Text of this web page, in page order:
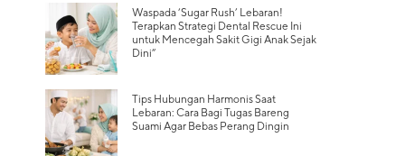
Waspada ‘Sugar Rush’ Lebaran!
Terapkan Strategi Dental Rescue Ini
untuk Mencegah Sakit Gigi Anak Sejak
Dini”
Tips Hubungan Harmonis Saat
Lebaran: Cara Bagi Tugas Bareng
Suami Agar Bebas Perang Dingin